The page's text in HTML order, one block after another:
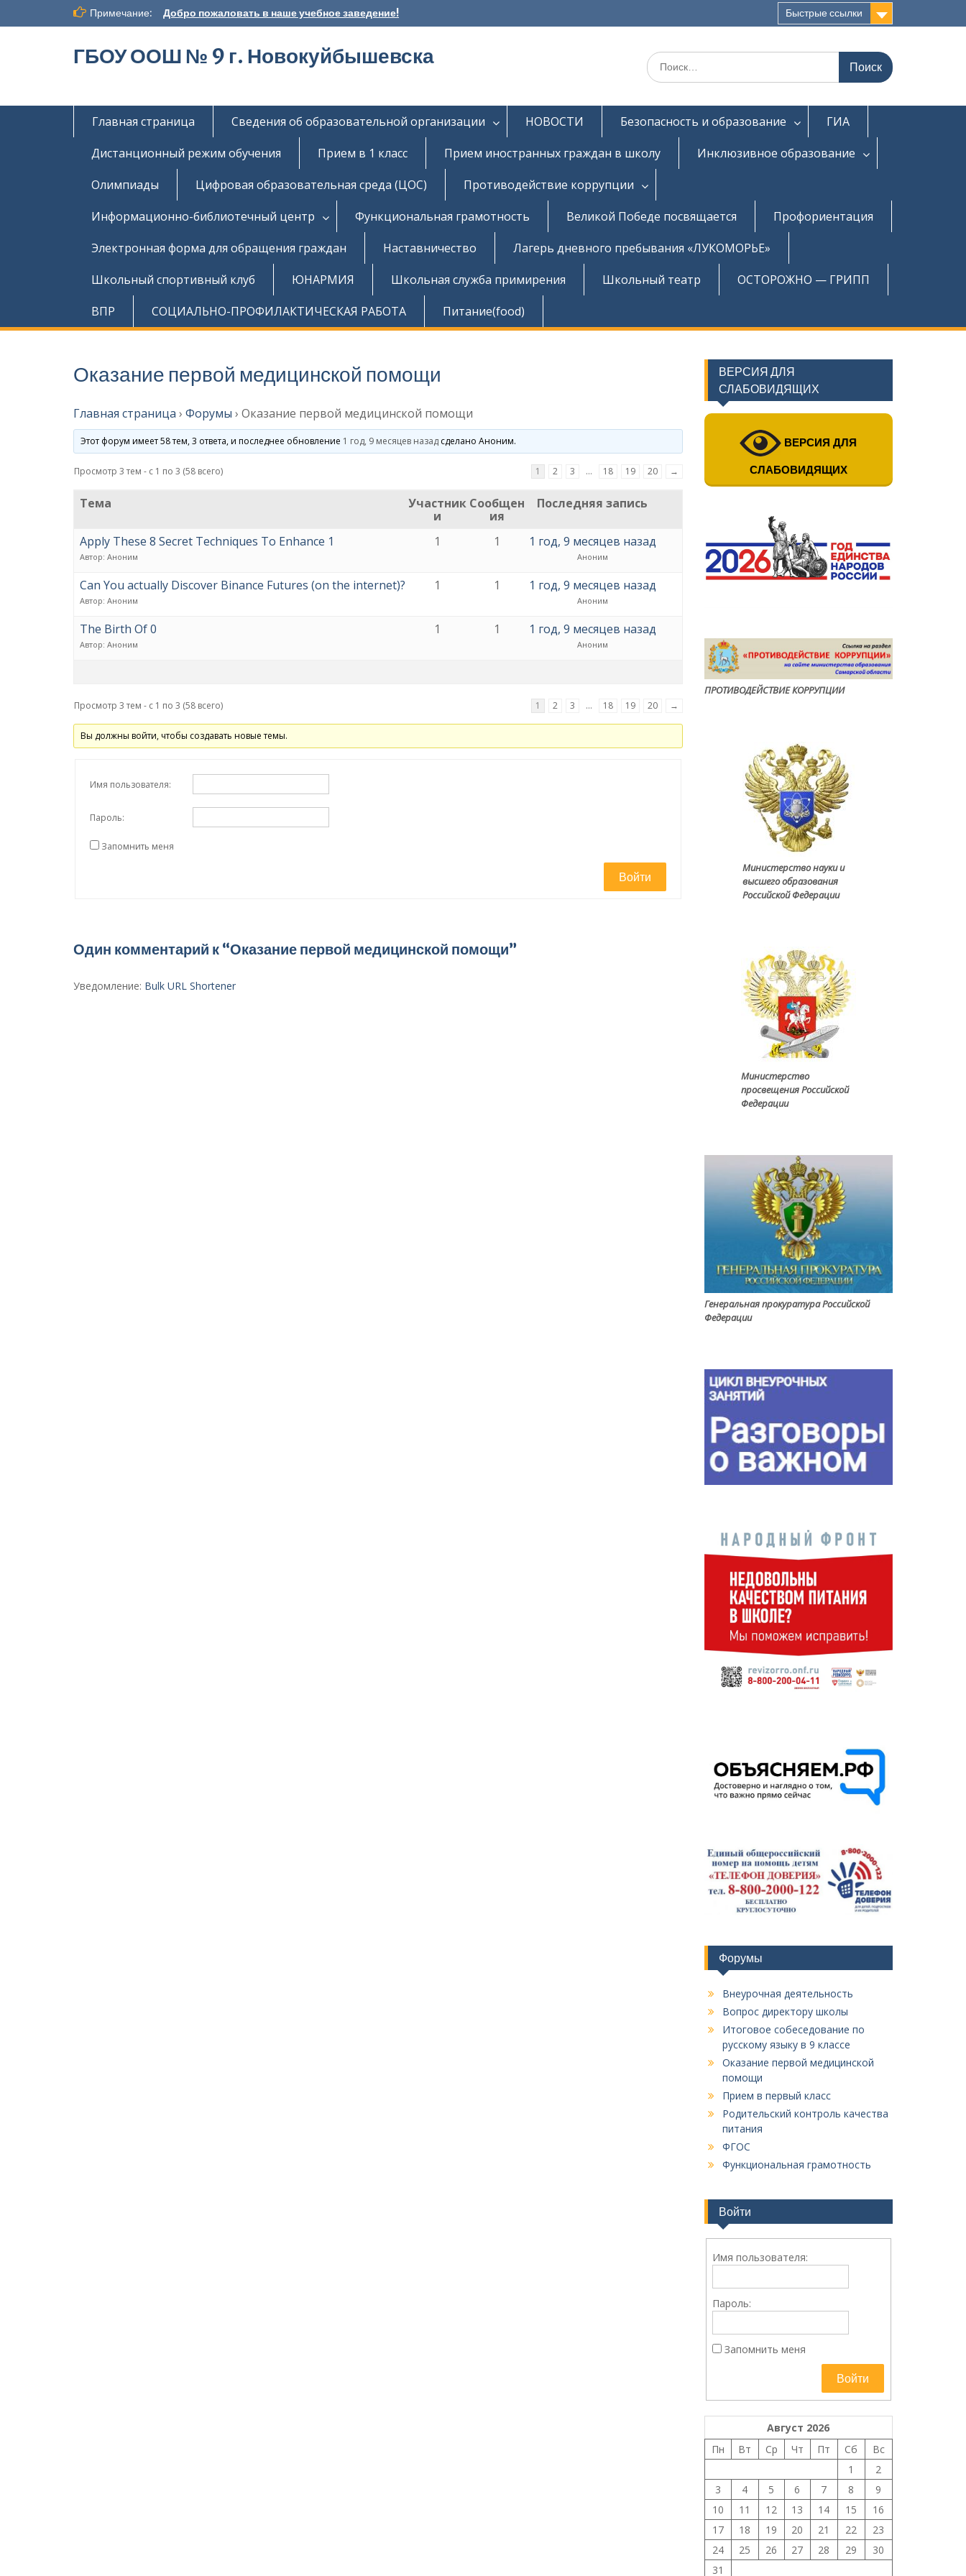
Примечание: Добро пожаловать в наше учебное заведение! Быстрые ссылки
ГБОУ ООШ № 9 г. Новокуйбышевска Искать:
Главная страница Сведения об образовательной организации НОВОСТИ Безопасность и образование
ГИА
Дистанционный режим обучения
Прием в 1 класс Прием иностранных граждан в школу
Инклюзивное образование
Олимпиады
Цифровая образовательная среда (ЦОС)
Противодействие коррупции
Информационно-библиотечный центр
Функциональная грамотность Великой Победе посвящается
Профориентация
Электронная форма для обращения граждан
Наставничество
Лагерь дневного пребывания «ЛУКОМОРЬЕ»
Школьный спортивный клуб
ЮНАРМИЯ Школьная служба примирения Школьный театр
ОСТОРОЖНО — ГРИПП
ВПР
СОЦИАЛЬНО-ПРОФИЛАКТИЧЕСКАЯ РАБОТА Питание(food)
Оказание первой медицинской помощи
Главная страница › Форумы › Оказание первой медицинской помощи
Этот форум имеет 58 тем, 3 ответа, и последнее обновление 1 год, 9 месяцев назад сделаноАноним.
Просмотр 3 тем - с 1 по 3 (58 всего) 1 2 3 … 18 19 20 →
Тема
Участник
и
Сообщен
ия
Последняя запись
Apply These 8 Secret Techniques To Enhance 1
Автор: Аноним
1 1 1 год, 9 месяцев назад
Аноним
Can You actually Discover Binance Futures (on the internet)?
Автор: Аноним
1 1 1 год, 9 месяцев назад
Аноним
The Birth Of 0
Автор: Аноним
1 1 1 год, 9 месяцев назад
Аноним
Просмотр 3 тем - с 1 по 3 (58 всего) 1 2 3 … 18 19 20 →
Вы должны войти, чтобы создавать новые темы.
Имя пользователя:
Пароль:
Запомнить меня
Войти
Один комментарий к “Оказание первой медицинской помощи”
Уведомление: Bulk URL Shortener
ВЕРСИЯ ДЛЯ
СЛАБОВИДЯЩИХ
ВЕРСИЯ ДЛЯ
СЛАБОВИДЯЩИХ
ПРОТИВОДЕЙСТВИЕ КОРРУПЦИИ
Министерство науки и
высшего образования
Российской Федерации
Министерство
просвещения Российской
Федерации
Генеральная прокуратура Российской
Федерации
Форумы
Внеурочная деятельность
Вопрос директору школы
Итоговое собеседование по
русскому языку в 9 классе
Оказание первой медицинской
помощи
Прием в первый класс
Родительский контроль качества
питания
ФГОС
Функциональная грамотность
Войти
Имя пользователя:
Пароль:
Запомнить меня
Войти
Август 2026
Пн
Вт Ср Чт Пт Сб
Вс
1
2
3
4 5 6 7 8
9
10
11 12 13 14 15
16
17
18 19 20 21 22
23
24
25 26 27 28 29
30
31